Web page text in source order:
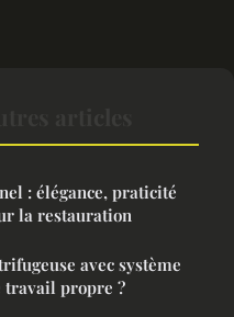
: élégance, praticité
la restauration
avec système
travail propre ?